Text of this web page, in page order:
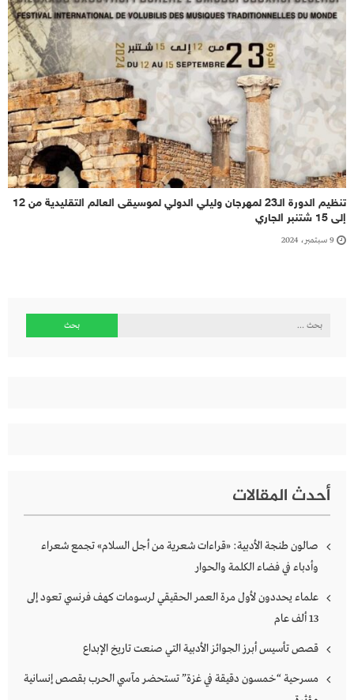
تنظيم الدورة الـ23 لمهرجان وليلي الدولي لموسيقى العالم التقليدية من 12
إلى 15 شتنبر الجاري
9 سبتمبر، 2024
البحث
أحدث المقالات
صالون طنجة الأدبية: «قراءات شعرية من أجل السلام» تجمع شعراء
وأدباء في فضاء الكلمة والحوار
علماء يحددون لأول مرة العمر الحقيقي لرسومات كهف فرنسي تعود إلى
13 ألف عام
قصص تأسيس أبرز الجوائز الأدبية التي صنعت تاريخ الإبداع
مسرحية “خمسون دقيقة في غزة” تستحضر مآسي الحرب بقصص إنسانية